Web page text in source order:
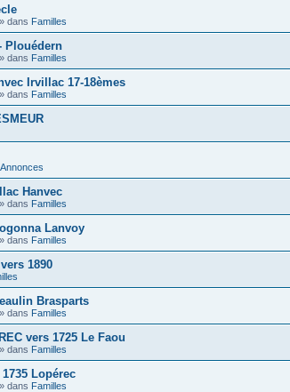
» dans Familles
Plouédern
» dans Familles
Irvillac 17-18èmes
» dans Familles
Annonces
Hanvec
» dans Familles
Lanvoy
» dans Familles
1890
Brasparts
» dans Familles
vers 1725 Le Faou
» dans Familles
Lopérec
» dans Familles